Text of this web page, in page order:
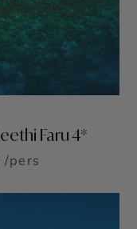
Faru 4*
/pers